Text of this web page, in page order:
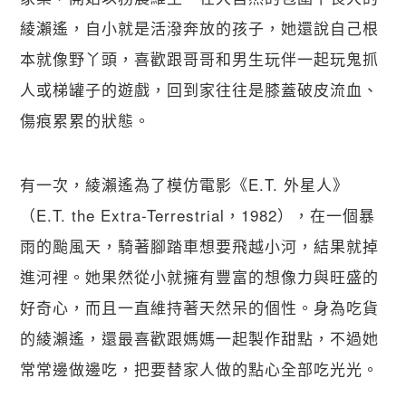
綾瀨遙，自小就是活潑奔放的孩子，她還說自己根
本就像野丫頭，喜歡跟哥哥和男生玩伴一起玩鬼抓
人或梯罐子的遊戲，回到家往往是膝蓋破皮流血、
傷痕累累的狀態。
有一次，綾瀨遙為了模仿電影《E.T. 外星人》
（E.T. the Extra-Terrestrial，1982），在一個暴
雨的颱風天，騎著腳踏車想要飛越小河，結果就掉
進河裡。她果然從小就擁有豐富的想像力與旺盛的
好奇心，而且一直維持著天然呆的個性。身為吃貨
的綾瀨遙，還最喜歡跟媽媽一起製作甜點，不過她
常常邊做邊吃，把要替家人做的點心全部吃光光。